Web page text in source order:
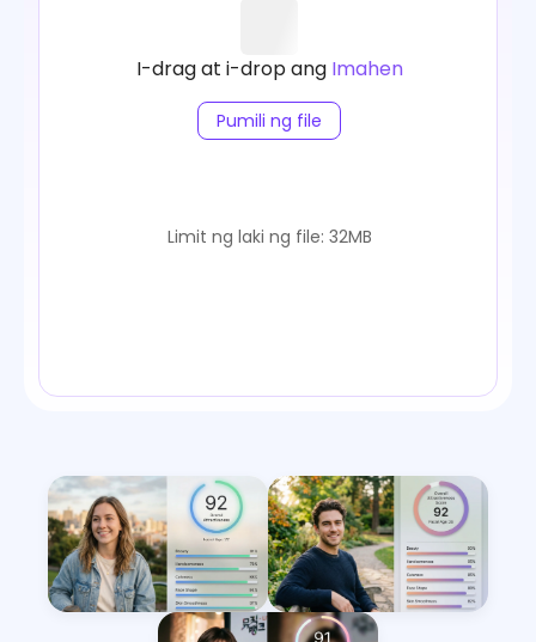
I-drag at i-drop ang Imahen
Pumili ng file
Limit ng laki ng file: 32MB